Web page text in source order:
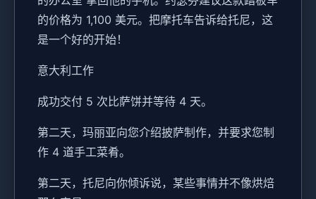
的价格为 1,100 美元。把摩托车告诉给托尼，这
是一个好的开始！
意大利工作
成功交付 5 次比萨饼并等待 4 天。
第二天，玛丽亚向您介绍披萨制作，并要求您制
作 4 道手工菜肴。
第二天，托尼向你倾诉说，某些事情并不像烘焙